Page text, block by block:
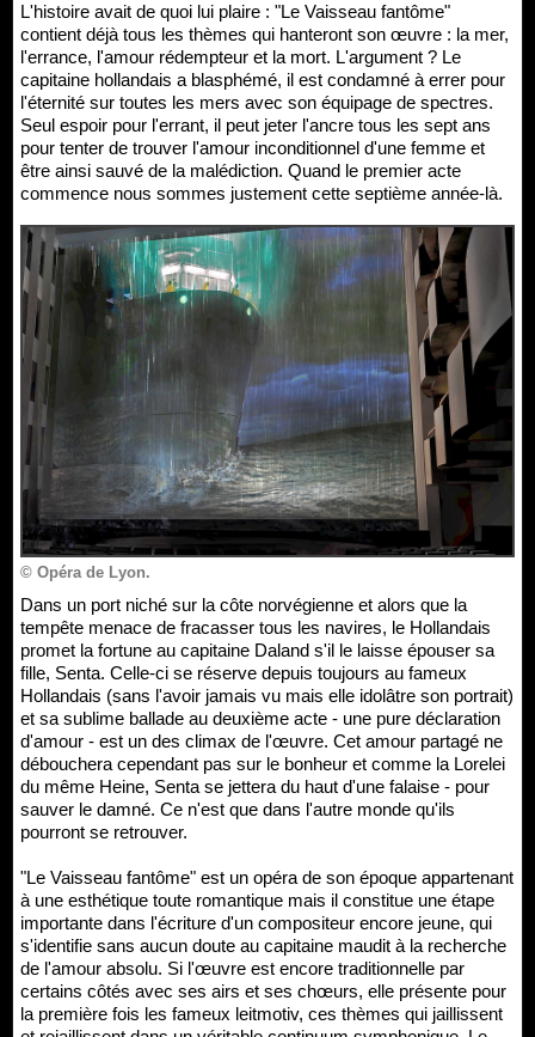
L'histoire avait de quoi lui plaire : "Le Vaisseau fantôme"
contient déjà tous les thèmes qui hanteront son œuvre : la mer,
l'errance, l'amour rédempteur et la mort. L'argument ? Le
capitaine hollandais a blasphémé, il est condamné à errer pour
l'éternité sur toutes les mers avec son équipage de spectres.
Seul espoir pour l'errant, il peut jeter l'ancre tous les sept ans
pour tenter de trouver l'amour inconditionnel d'une femme et
être ainsi sauvé de la malédiction. Quand le premier acte
commence nous sommes justement cette septième année-là.
© Opéra de Lyon.
Dans un port niché sur la côte norvégienne et alors que la
tempête menace de fracasser tous les navires, le Hollandais
promet la fortune au capitaine Daland s'il le laisse épouser sa
fille, Senta. Celle-ci se réserve depuis toujours au fameux
Hollandais (sans l'avoir jamais vu mais elle idolâtre son portrait)
et sa sublime ballade au deuxième acte - une pure déclaration
d'amour - est un des climax de l'œuvre. Cet amour partagé ne
débouchera cependant pas sur le bonheur et comme la Lorelei
du même Heine, Senta se jettera du haut d'une falaise - pour
sauver le damné. Ce n'est que dans l'autre monde qu'ils
pourront se retrouver.
"Le Vaisseau fantôme" est un opéra de son époque appartenant
à une esthétique toute romantique mais il constitue une étape
importante dans l'écriture d'un compositeur encore jeune, qui
s'identifie sans aucun doute au capitaine maudit à la recherche
de l'amour absolu. Si l'œuvre est encore traditionnelle par
certains côtés avec ses airs et ses chœurs, elle présente pour
la première fois les fameux leitmotiv, ces thèmes qui jaillissent